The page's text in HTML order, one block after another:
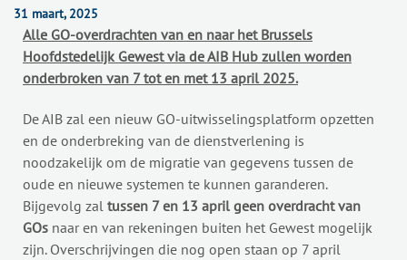
31 maart, 2025
Alle GO-overdrachten van en naar het Brussels
Hoofdstedelijk Gewest via de AIB Hub zullen worden
onderbroken van 7 tot en met 13 april 2025.
De AIB zal een nieuw GO-uitwisselingsplatform opzetten
en de onderbreking van de dienstverlening is
noodzakelijk om de migratie van gegevens tussen de
oude en nieuwe systemen te kunnen garanderen.
Bijgevolg zal tussen 7 en 13 april geen overdracht van
GOs naar en van rekeningen buiten het Gewest mogelijk
zijn. Overschrijvingen die nog open staan op 7 april